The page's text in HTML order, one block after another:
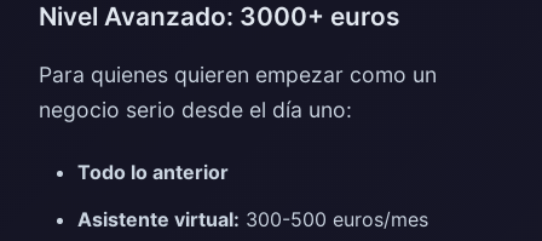
Nivel Avanzado: 3000+ euros
Para quienes quieren empezar como un
negocio serio desde el día uno:
Todo lo anterior
Asistente virtual: 300-500 euros/mes